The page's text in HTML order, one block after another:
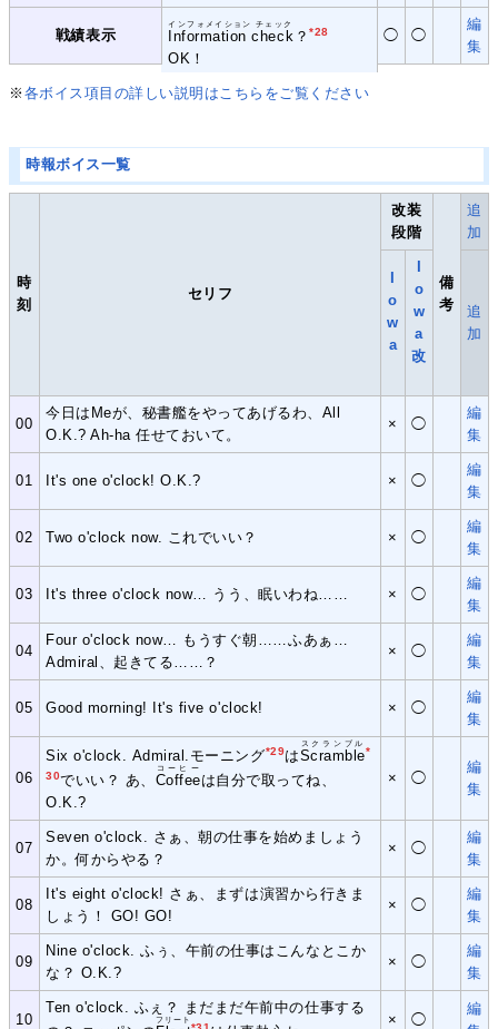
戦績表示 Information check
インフォメイション チェック
？*28
OK！
◯ ◯
編
集
※ 各ボイス項目の詳しい説明はこちらをご覧ください
時報ボイス一覧
時
刻
セリフ
改装
段階
備
考
追
加
I
o
w
a
I
o
w
a
改
追
加
00
今日はMeが、秘書艦をやってあげるわ、All
O.K.? Ah-ha 任せておいて。
× ◯
編
集
01 It's one o'clock! O.K.? × ◯
編
集
02 Two o'clock now. これでいい？ × ◯
編
集
03 It's three o'clock now… うう、眠いわね…… × ◯
編
集
04
Four o'clock now… もうすぐ朝……ふあぁ…
Admiral、起きてる……？
× ◯
編
集
05 Good morning! It's five o'clock! × ◯
編
集
06
Six o'clock. Admiral.モーニング*29はScramble
スクランブル
*
30でいい？ あ、 Coffee
コーヒー
は自分で取ってね、
O.K.?
× ◯
編
集
07
Seven o'clock. さぁ、朝の仕事を始めましょう
か。何からやる？
× ◯
編
集
08
It's eight o'clock! さぁ、まずは演習から行きま
しょう！ GO! GO!
× ◯
編
集
09
Nine o'clock. ふぅ、午前の仕事はこんなとこか
な？ O.K.?
× ◯
編
集
10
Ten o'clock. ふぇ？ まだまだ午前中の仕事する
フリート × ◯
編